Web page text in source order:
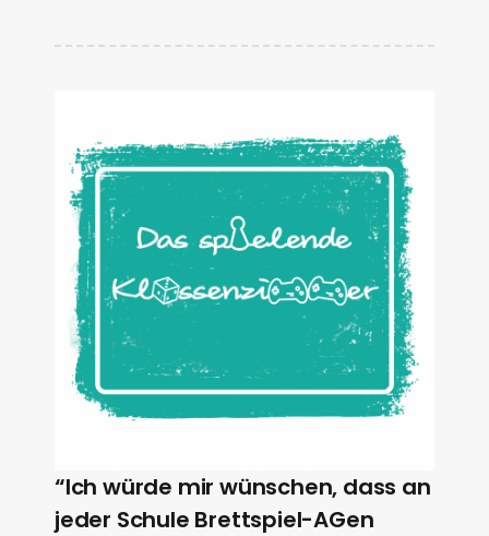
“Ich würde mir wünschen, dass an
jeder Schule Brettspiel-AGen